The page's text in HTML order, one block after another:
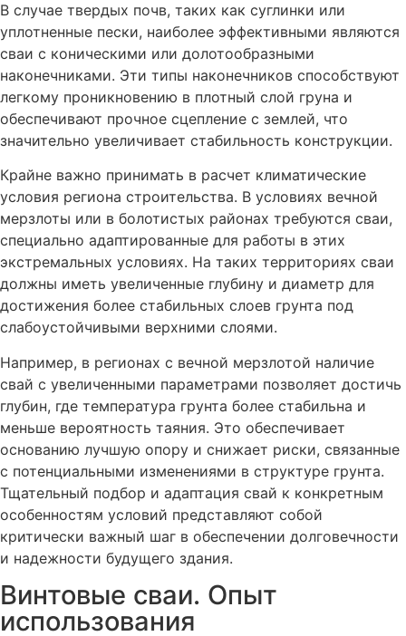
В случае твердых почв, таких как суглинки или
уплотненные пески, наиболее эффективными являются
сваи с коническими или долотообразными
наконечниками. Эти типы наконечников способствуют
легкому проникновению в плотный слой груна и
обеспечивают прочное сцепление с землей, что
значительно увеличивает стабильность конструкции.
Крайне важно принимать в расчет климатические
условия региона строительства. В условиях вечной
мерзлоты или в болотистых районах требуются сваи,
специально адаптированные для работы в этих
экстремальных условиях. На таких территориях сваи
должны иметь увеличенные глубину и диаметр для
достижения более стабильных слоев грунта под
слабоустойчивыми верхними слоями.
Например, в регионах с вечной мерзлотой наличие
свай с увеличенными параметрами позволяет достичь
глубин, где температура грунта более стабильна и
меньше вероятность таяния. Это обеспечивает
основанию лучшую опору и снижает риски, связанные
с потенциальными изменениями в структуре грунта.
Тщательный подбор и адаптация свай к конкретным
особенностям условий представляют собой
критически важный шаг в обеспечении долговечности
и надежности будущего здания.
Винтовые сваи. Опыт
использования